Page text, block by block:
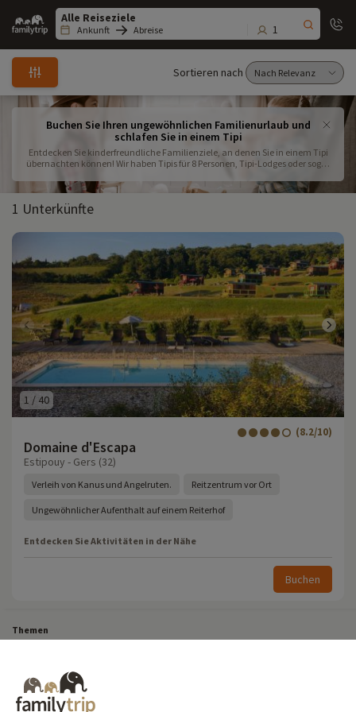
Family
trip
Ankunft Abreise 1
Sortieren nach
Buchen Sie Ihren ungewöhnlichen Familienurlaub und
schlafen Sie in einem Tipi
Entdecken Sie kinderfreundliche Familienziele, an denen Sie in einem Tipi
übernachten können! Wir haben Tipis für 8 Personen, Tipi-Lodges oder sogar
Familienurlaub im Tipi zu bieten! Wenn Sie mit Ihren Kindern Indianer
spielen möchten, haben wir auch Orte ausgewählt, an denen Sie in einer
komfortableren Unterkunft übernachten können und alle Materialien für ein
1 Unterkünfte
1 / 40
Domaine d'Escapa
(8.2/10)
Estipouy - Gers (32)
Verleih von Kanus und Angelruten. Reitzentrum vor Ort
Ungewöhnlicher Aufenthalt auf einem Reiterhof
Entdecken Sie Aktivitäten in der Nähe
Buchen
Themen
Last-Minute-Kurzurlaub
Kurzurlaub Ausgefallen